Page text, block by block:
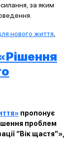
за яким
нового життя
пропонує
проблем
“Вік щастя”»,